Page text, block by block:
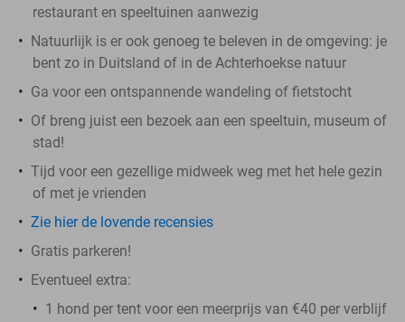
restaurant en speeltuinen aanwezig
Natuurlijk is er ook genoeg te beleven in de omgeving: je
bent zo in Duitsland of in de Achterhoekse natuur
Ga voor een ontspannende wandeling of fietstocht
Of breng juist een bezoek aan een speeltuin, museum of
stad!
Tijd voor een gezellige midweek weg met het hele gezin
of met je vrienden
Zie hier de lovende recensies
Gratis parkeren!
Eventueel extra:
1 hond per tent voor een meerprijs van €40 per verblijf